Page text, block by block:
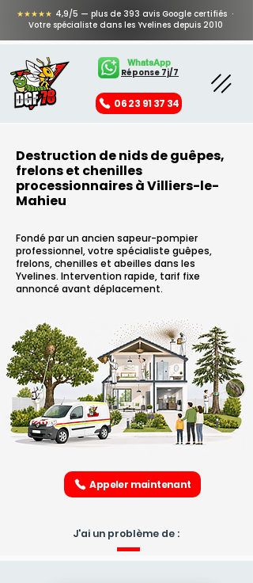
★★★★★ 4,9/5 — plus de 393 avis Google certifiés ·
Votre spécialiste dans les Yvelines depuis 2010
Réponse 7j/7
WhatsApp
06 23 91 37 34
Destruction de nids de guêpes,
frelons et chenilles
processionnaires à Villiers-le-
Mahieu
Fondé par un ancien sapeur-pompier
professionnel, votre spécialiste guêpes,
frelons, chenilles et abeilles dans les
Yvelines. Intervention rapide, tarif fixe
annoncé avant déplacement.
Appeler maintenant
J'ai un problème de :